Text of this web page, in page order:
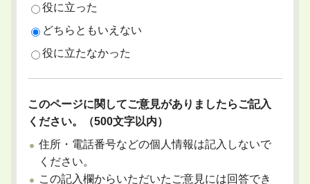
役に立った
どちらともいえない
役に立たなかった
このページに関してご意見がありましたらご記入
ください。（500文字以内）
住所・電話番号などの個人情報は記入しないで
ください。
この記入欄からいただいたご意見には回答でき